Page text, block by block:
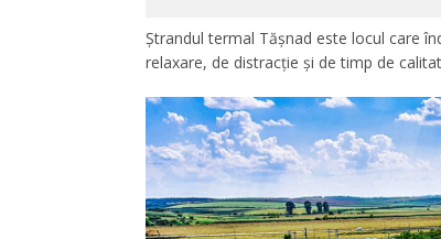
Ștrandul termal Tășnad este locul care
relaxare, de distracție și de timp de